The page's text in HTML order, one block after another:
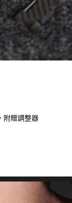
附贈調整器